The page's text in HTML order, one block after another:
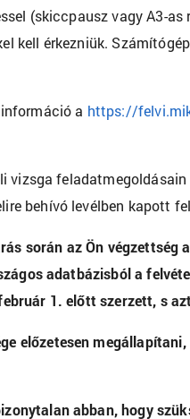
(skiccpausz vagy A3-
kell érkezniük.
a https://
vizsga
behívó levélben kapott
során az Ön
adatbázisból a
1. előtt szerzett, s
előzetesen
abban, hogy